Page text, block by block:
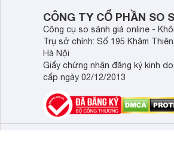
CÔNG TY CỔ PHẦN SO
Công cụ so sánh giá online -
Trụ sở chính: Số 195 Khâm
Hà Nội
Giấy chứng nhận đăng ký kinh
cấp ngày 02/12/2013